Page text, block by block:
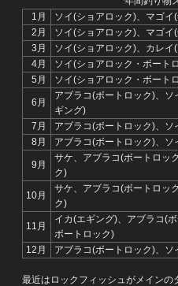
1月
ソイ(ショアロック)、マゴイ
2月
ソイ(ショアロック)、マゴイ
3月
ソイ(ショアロック)、カレイ
4月
ソイ(ショアロック・ボート
5月
ソイ(ショアロック・ボート
6月
アブラコ(ボートロック)、
ギング)
7月
アブラコ(ボートロック)、ソ
8月
アブラコ(ボートロック)、ソ
9月
サケ、アブラコ(ボートロッ
ク)
10月
サケ、アブラコ(ボートロッ
ク)
11月
イカ(エギング)、アブラコ(
ボートロック)
12月
アブラコ(ボートロック)、
最近はロックフィッシュがメイン